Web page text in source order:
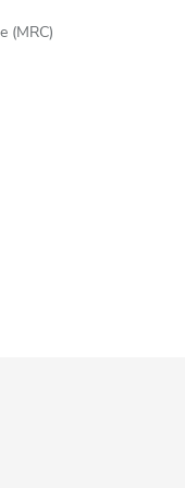
(MRC)